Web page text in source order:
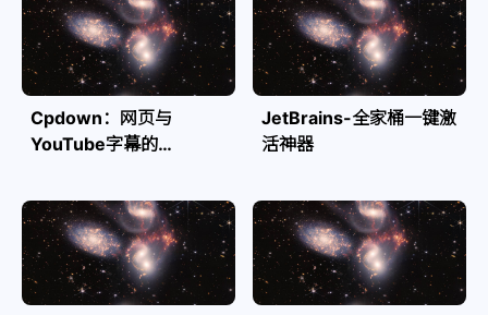
Cpdown：网页与
YouTube字幕的
JetBrains-全家桶一键激
活神器